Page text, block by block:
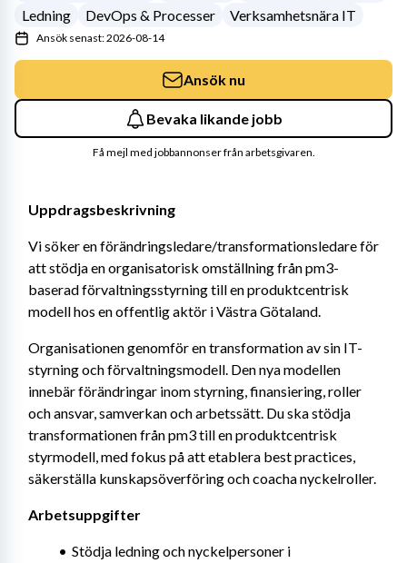
Uppdragsbeskrivning
Vi söker en förändringsledare/transformationsledare för
att stödja en organisatorisk omställning från pm3-
baserad förvaltningsstyrning till en produktcentrisk
modell hos en offentlig aktör i Västra Götaland.
Organisationen genomför en transformation av sin IT-
styrning och förvaltningsmodell. Den nya modellen
innebär förändringar inom styrning, finansiering, roller
och ansvar, samverkan och arbetssätt. Du ska stödja
transformationen från pm3 till en produktcentrisk
styrmodell, med fokus på att etablera best practices,
säkerställa kunskapsöverföring och coacha nyckelroller.
Arbetsuppgifter
Stödja ledning och nyckelpersoner i
Ledning
DevOps & Processer Verksamhetsnära IT
Ansök senast: 2026-08-14
Ansök nu
Bevaka likande jobb
Få mejl med jobbannonser från arbetsgivaren.